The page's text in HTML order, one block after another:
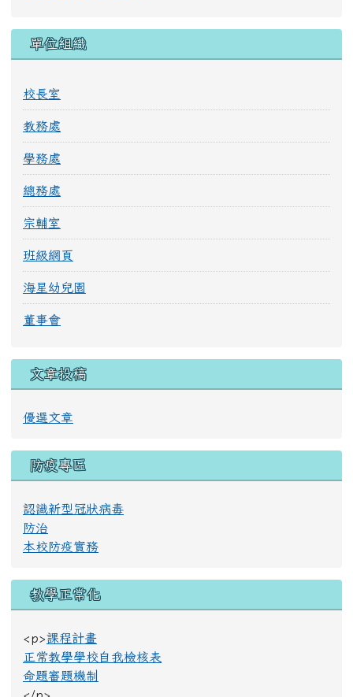
單位組織
校長室
教務處
學務處
總務處
宗輔室
班級網頁
海星幼兒園
董事會
文章投稿
優選文章
防疫專區
認識新型冠狀病毒
防治
本校防疫實務
教學正常化
<p>課程計畫
正常教學學校自我檢核表
命題審題機制
</p>